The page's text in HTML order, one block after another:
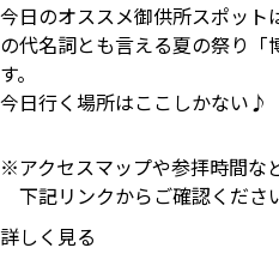
今日のオススメ御供所スポット
の代名詞とも言える夏の祭り
す。
今日行く場所はここしかない♪
アクセスマップや参拝時間な
下記リンクからご確認くださ
詳しく見る